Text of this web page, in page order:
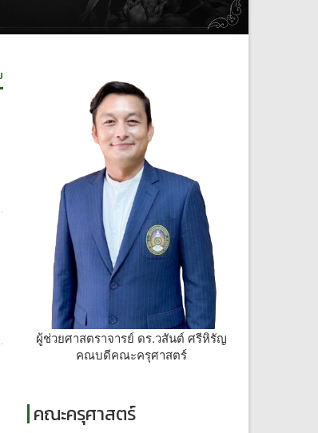
ผู้ช่วยศาสตราจารย์ ดร.วสันต์ ศรีหิรัญ
คณบดีคณะครุศาสตร์
คณะครุศาสตร์